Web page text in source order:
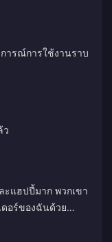
ารณ์การใช้งานราบ
ว
แฮปปี้มาก พวกเขา
ดอร์ของฉันด้วย
ใจดีและช่วยเหลือดี